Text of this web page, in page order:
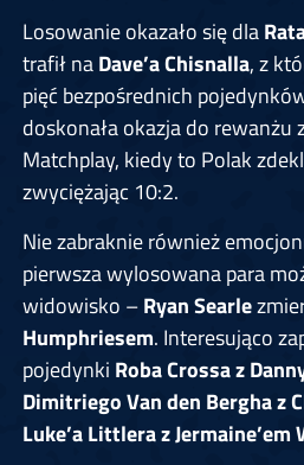
Losowanie okazało się dla
trafił naDave’a Chisnalla, z
pięć bezpośrednich
doskonała okazja do rewanżu
Matchplay, kiedy to Polak
zwyciężając 10:2.
Nie zabraknie również
pierwsza wylosowana para
widowisko –Ryan Searle
Humphriesem. Interesująco
pojedynki Roba Crossa z
Dimitriego Van den Bergha z
Luke’a Littlera z